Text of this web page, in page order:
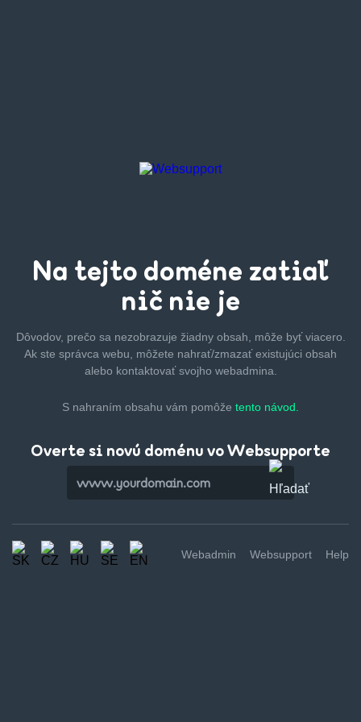
Na tejto doméne zatiaľ
nič nie je
Dôvodov, prečo sa nezobrazuje žiadny obsah, môže byťviacero.
Ak ste správca webu, môžete nahrať/zmazaťexistujúci obsah
alebo kontaktovať svojho webadmina.
S nahraním obsahu vám pomôže tento návod.
Overte si novú doménu vo Websupporte
Webadmin Websupport Help